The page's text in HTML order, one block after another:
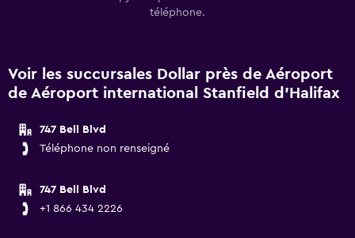
téléphone.
Voir les succursales Dollar près de Aéroport
de Aéroport international Stanfield d'Halifax
747 Bell Blvd
Téléphone non renseigné
747 Bell Blvd
+1 866 434 2226